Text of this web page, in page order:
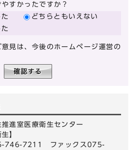
すかったですか？
どちらともいえない
見は、今後のホームページ運営の
進室医療衛生センター
】
746-7211 ファックス075-